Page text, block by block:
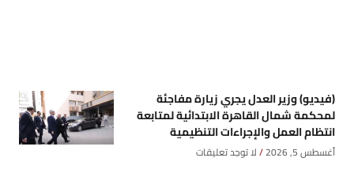
(فيديو) وزير العدل يجري زيارة مفاجئة
لمحكمة شمال القاهرة الابتدائية لمتابعة
انتظام العمل والإجراءات التنظيمية
أغسطس 5, 2026 لا توجد تعليقات